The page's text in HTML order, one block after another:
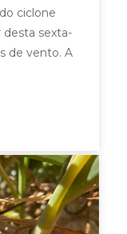
ciclone
desta sexta-
de vento. A